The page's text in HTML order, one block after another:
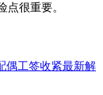
点很重要。
偶工签收紧最新解